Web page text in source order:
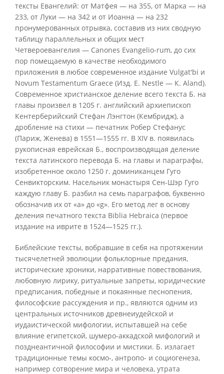
тексты Евангелий: от Матфея — на 355, от Марка — на
233, от Луки — на 342 и от Иоанна — на 232
пронумерованных отрывка, составив из них сводную
таблицу параллельных и общих мест
Четвероевангелия — Canones Evangelio-rum, до сих
пор помещаемую в качестве необходимого
приложения в любое современное издание Vulgat'bi и
Novum Testamentum Graece (Изд. Е. Nestle — К. Aland).
Современное христианское деление всего текста Б. на
главы произвел в 1205 г. английский архиепископ
Кентерберийский Стефан Лэнгтон (Кембридж), а
дробление на стихи — печатник Робер Стефанус
(Париж, Женева) в 1551—1555 гг. В XIV в. появилась
рукописная еврейская Б., воспроизводящая деление
текста латинского перевода Б. на главы и параграфы,
изобретенное около 1250 г. доминиканцем Гуго
Сенвикторским. Насельник монастыря Сен-Шэр Гуго
каждую главу Б. разбил на семь параграфов, буквенно
обозначив их от «а» до «g». Его метод лег в основу
деления печатного текста Biblia Hebraica (первое
издание на иврите в 1524—1525 гг.).
Библейские тексты, вобравшие в себя на протяжении
тысячелетней эволюции фольклорные предания,
исторические хроники, нарративные повествования,
любовную лирику, ритуальные запреты, юридические
предписания, победные и покаянные песнопения,
философские рассуждения и пр., являются одним из
центральных источников древнеиудейской и
иудаистической мифологии, испытавшей на себе
влияние египетской, шумеро-аккадской мифологий и
позднеантичной философии и мистики. Б. излагает
традиционные темы космо-, антропо- и социогенеза,
например сотворение мира и человека, утрата